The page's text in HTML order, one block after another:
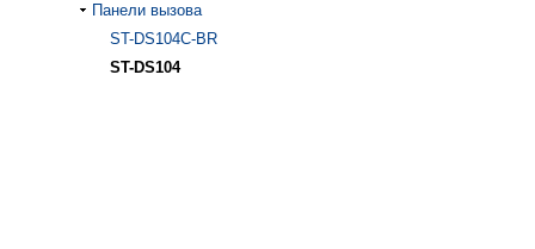
Панели вызова
ST-DS104C-BR
ST-DS104